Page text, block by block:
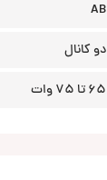
AB
دو کانال
65 تا 75 وات